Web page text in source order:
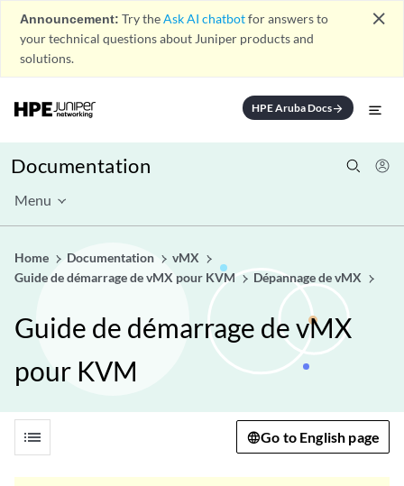
Announcement: Try theAsk AI chatbotfor answers to
your technical questions about Juniper products and
solutions.
close
HPE Aruba Docsarrow_forward
Documentation
Menu
Home Documentation
vMX
Guide de démarrage de vMX pour KVM
Dépannage de vMX
Guide de démarrage de vMX
pour KVM
list Go to English page